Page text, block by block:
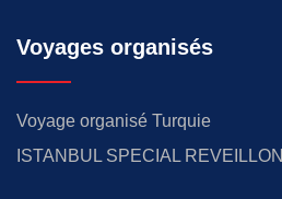
Voyages organisés
Voyage organisé Turquie
ISTANBUL SPECIAL REVEILLON